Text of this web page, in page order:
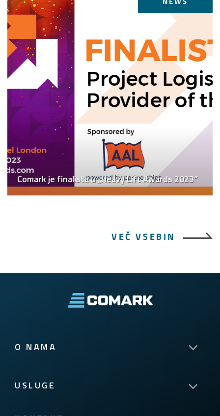
Comark je finalista u „Heavy Lift Awards 2023“
VEČ VSEBIN
O NAMA
USLUGE